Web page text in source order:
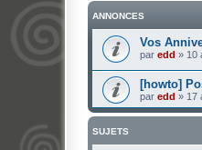
ANNONCES
Vos
par edd » 10
[howto]
par edd » 17
SUJETS